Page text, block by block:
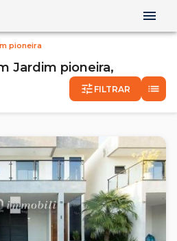
pioneira
Jardim pioneira,
FILTRAR